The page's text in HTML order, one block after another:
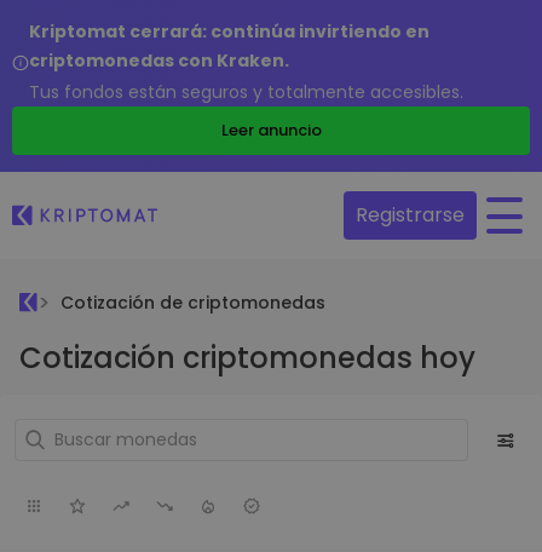
Kriptomat cerrará: continúa invirtiendo en
criptomonedas con Kraken.
Tus fondos están seguros y totalmente accesibles.
Leer anuncio
Registrarse
Cotización de criptomonedas
Cotización criptomonedas hoy